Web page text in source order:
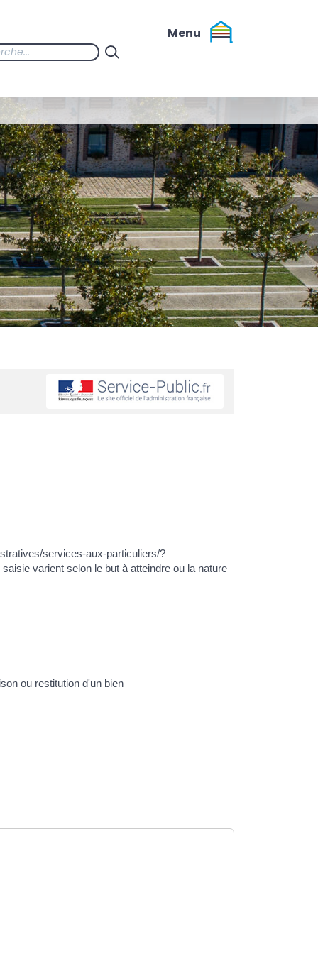
services-aux-particuliers/?
varient selon le but à atteindre ou la nature
ou restitution d'un bien